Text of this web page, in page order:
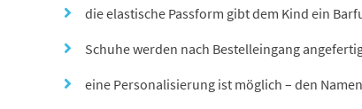
die elastische Passform gibt dem Kind ein
Schuhe werden nach Bestelleingang
eine Personalisierung ist möglich – den